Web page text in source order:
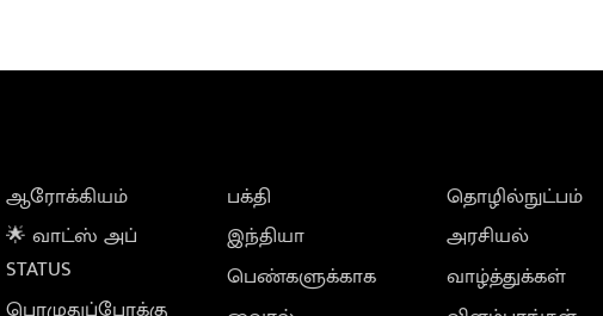
ஆரோக்கியம்
🌟 வாட்ஸ் அப்
STATUS
பக்தி
இந்தியா
பெண்களுக்காக
தொழில்நுட்பம்
அரசியல்
வாழ்த்துக்கள்